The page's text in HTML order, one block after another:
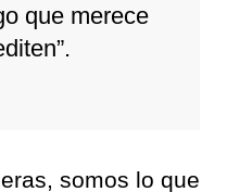
que merece
somos lo que